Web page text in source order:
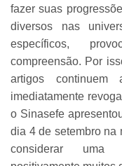
fazer suas
diversos nas
específicos,
compreensão. Por
artigos continuem
imediatamente
o Sinasefe
dia 4 de setembro na
considerar uma